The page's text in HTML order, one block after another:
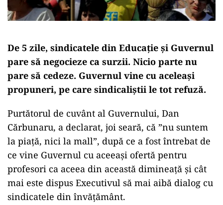
De 5 zile, sindicatele din Educație și Guvernul
pare să negocieze ca surzii. Nicio parte nu
pare să cedeze. Guvernul vine cu aceleași
propuneri, pe care sindicaliștii le tot refuză.
Purtătorul de cuvânt al Guvernului, Dan
Cărbunaru, a declarat, joi seară, că ”nu suntem
la piaţă, nici la mall”, după ce a fost întrebat de
ce vine Guvernul cu aceeaşi ofertă pentru
profesori ca aceea din această dimineaţă şi cât
mai este dispus Executivul să mai aibă dialog cu
sindicatele din învăţământ.